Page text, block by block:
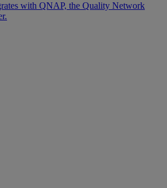
with QNAP, the Quality Network